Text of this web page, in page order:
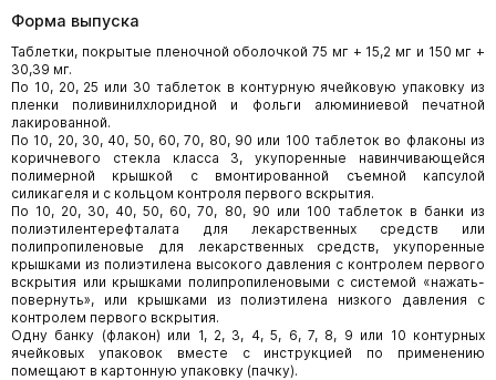
Форма выпуска
Таблетки, покрытые пленочной оболочкой 75 мг + 15,2 мг и 150 мг +
30,39 мг.
По 10, 20, 25 или 30 таблеток в контурную ячейковую упаковку из
пленки поливинилхлоридной и фольги алюминиевой печатной
лакированной.
По 10, 20, 30, 40, 50, 60, 70, 80, 90 или 100 таблеток во флаконы из
коричневого стекла класса 3, укупоренные навинчивающейся
полимерной крышкой с вмонтированной съемной капсулой
силикагеля и с кольцом контроля первого вскрытия.
По 10, 20, 30, 40, 50, 60, 70, 80, 90 или 100 таблеток в банки из
полиэтилентерефталата для лекарственных средств или
полипропиленовые для лекарственных средств, укупоренные
крышками из полиэтилена высокого давления с контролем первого
вскрытия или крышками полипропиленовыми с системой «нажать-
повернуть», или крышками из полиэтилена низкого давления с
контролем первого вскрытия.
Одну банку (флакон) или 1, 2, 3, 4, 5, 6, 7, 8, 9 или 10 контурных
ячейковых упаковок вместе с инструкцией по применению
помещают в картонную упаковку (пачку).